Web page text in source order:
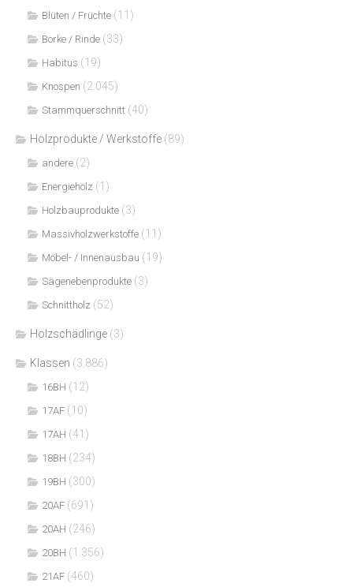
Blüten / Früchte (11)
Borke / Rinde (33)
Habitus (19)
Knospen (2.045)
Stammquerschnitt (40)
Holzprodukte / Werkstoffe (89)
andere (2)
Energieholz (1)
Holzbauprodukte (3)
Massivholzwerkstoffe (11)
Möbel- / Innenausbau (19)
Sägenebenprodukte (3)
Schnittholz (52)
Holzschädlinge (3)
Klassen (3.886)
16BH (12)
17AF (10)
17AH (41)
18BH (234)
19BH (300)
20AF (691)
20AH (246)
20BH (1.356)
21AF (460)